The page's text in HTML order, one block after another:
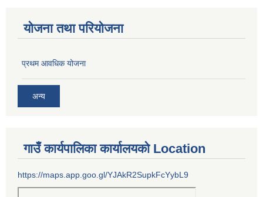
योजना तथा परियोजना
प्रथम आवधिक योजना
अन्य
गाउँ कार्यपालिका कार्यालयको Location
https://maps.app.goo.gl/YJAkR2SupkFcYybL9